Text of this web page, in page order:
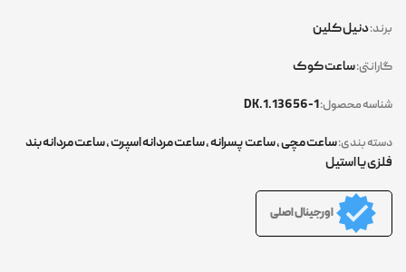
برند:دنیل کلین
گارانتی:ساعت کوک
شناسه محصول:
دسته بندی:ساعت مچی,ساعت پسرانه,ساعت مردانه اسپرت,ساعت مردانه بند
فلزی یا استیل
اورجینال اصلی